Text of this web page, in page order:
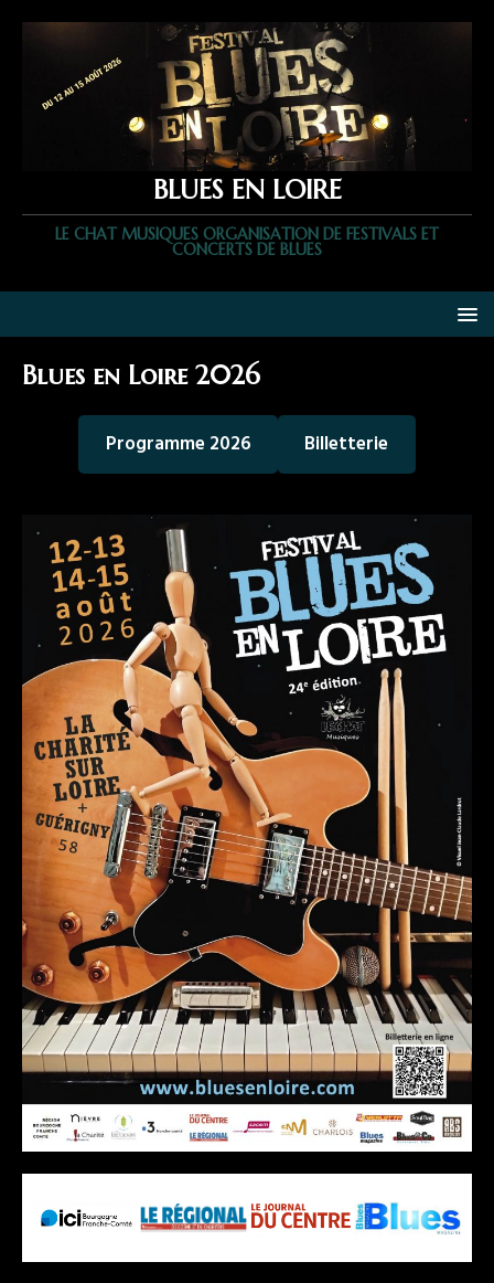
BLUES EN LOIRE
LE CHAT MUSIQUES ORGANISATION DE FESTIVALS ET
CONCERTS DE BLUES
Blues en Loire 2026
Programme 2026 Billetterie